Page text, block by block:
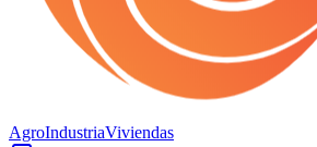
AgroIndustriaViviendas